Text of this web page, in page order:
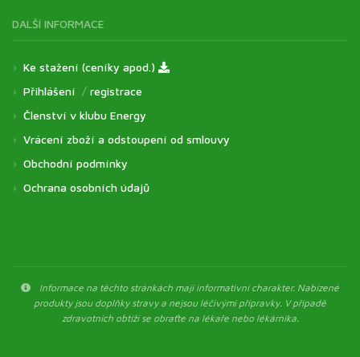
DALŠÍ INFORMACE
Ke stažení (ceníky apod.)
Přihlášení / registrace
Členství v klubu Energy
Vrácení zboží a odstoupení od smlouvy
Obchodní podmínky
Ochrana osobních údajů
Informace na těchto stránkách mají informativní charakter. Nabízené
produkty jsou doplňky stravy a nejsou léčivými přípravky. V případě
zdravotních obtíží se obraťte na lékaře nebo lékárníka.